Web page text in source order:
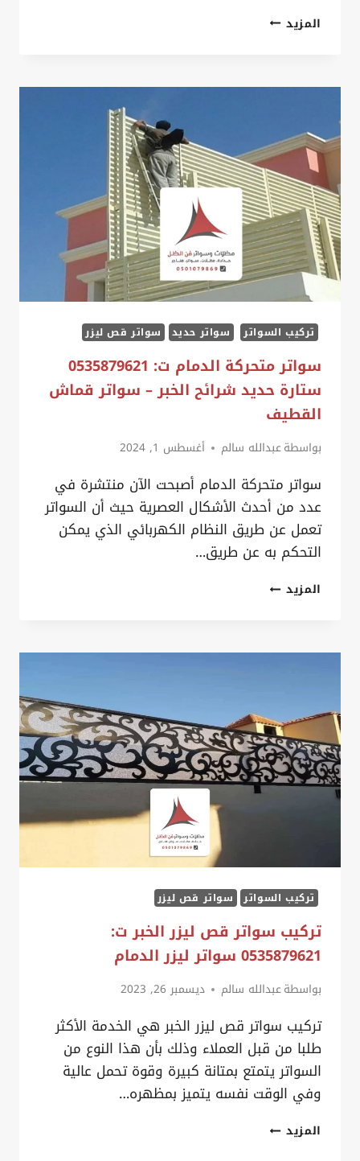
المزيدسواتر
0535879621
ساتر
جداري
للحوش
بالدمام،
سواتر
حراج
الشرقية
تركيب السواتر سواتر حديد سواتر قص ليزر
سواتر متحركة الدمام ت: 0535879621
ستارة حديد شرائح الخبر – سواتر قماش
القطيف
بواسطةعبدالله سالم أغسطس 1, 2024
سواتر متحركة الدمام أصبحت الآن منتشرة في
عدد من أحدث الأشكال العصرية حيث أن السواتر
تعمل عن طريق النظام الكهربائي الذي يمكن
التحكم به عن طريق…
المزيدسواتر
ت:
حديد
شرائح
الخبر
–
سواتر
تركيب السواتر سواتر قص ليزر
تركيب سواتر قص ليزر الخبر ت:
0535879621 سواتر ليزر الدمام
بواسطةعبدالله سالم ديسمبر 26, 2023
تركيب سواتر قص ليزر الخبر هي الخدمة الأكثر
طلبا من قبل العملاء وذلك بأن هذا النوع من
السواتر يتمتع بمتانة كبيرة وقوة تحمل عالية
وفي الوقت نفسه يتميز بمظهره…
المزيدتركيب سواتر قص ليزر